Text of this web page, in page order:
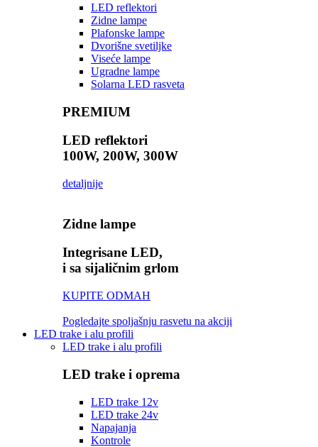
LED reflektori
Zidne lampe
Plafonske lampe
Dvorišne svetiljke
Viseće lampe
Ugradne lampe
Solarna LED rasveta
PREMIUM
LED reflektori
100W, 200W, 300W
detaljnije
Zidne lampe
Integrisane LED,
i sa sijaličnim grlom
KUPITE ODMAH
Pogledajte spoljašnju rasvetu na akciji
LED trake i alu profili
LED trake i alu profili
LED trake i oprema
LED trake 12v
LED trake 24v
Napajanja
Kontrole